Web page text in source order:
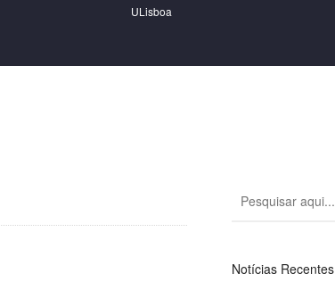
ULisboa
Notícias Recentes